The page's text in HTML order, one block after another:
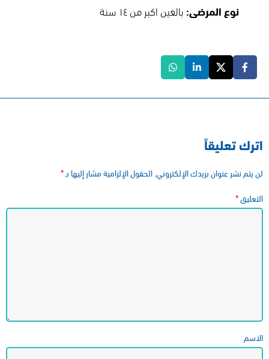
نوع المرضى:بالغين اكبر من ١٤ سنة
اترك تعليقاً
لن يتم نشر عنوان بريدك الإلكتروني. الحقول الإلزامية مشار إليها بـ *
التعليق*
الاسم